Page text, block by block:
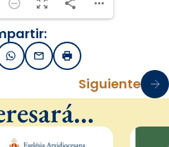
WhatsApp
EmailImprimir
Siguiente